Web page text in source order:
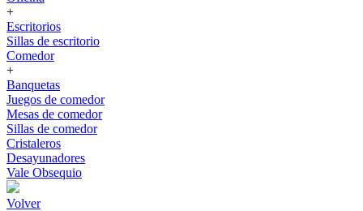
+
Escritorios
Sillas de escritorio
Comedor
+
Banquetas
Juegos de comedor
Mesas de comedor
Sillas de comedor
Cristaleros
Desayunadores
Vale Obsequio
Volver